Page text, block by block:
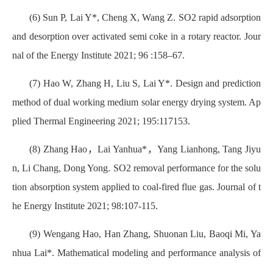
(6) Sun P, Lai Y*, Cheng X, Wang Z. SO2 rapid adsorption
and desorption over activated semi coke in a rotary reactor. Jour
nal of the Energy Institute 2021; 96 :158–67.
(7) Hao W, Zhang H, Liu S, Lai Y*. Design and prediction
method of dual working medium solar energy drying system. Ap
plied Thermal Engineering 2021; 195:117153.
(8) Zhang Hao，Lai Yanhua*，Yang Lianhong, Tang Jiyu
n, Li Chang, Dong Yong. SO2 removal performance for the solu
tion absorption system applied to coal-fired flue gas. Journal of t
he Energy Institute 2021; 98:107-115.
(9) Wengang Hao, Han Zhang, Shuonan Liu, Baoqi Mi, Ya
nhua Lai*. Mathematical modeling and performance analysis of